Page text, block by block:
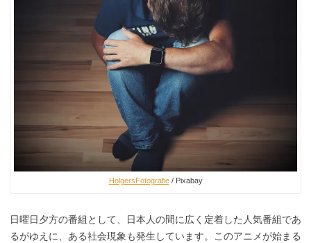
HolgersFotografie/ Pixabay
日曜日夕方の番組として、日本人の間に広く定着した人気番組であ
るがゆえに、ある社会現象も発生しています。このアニメが始まる